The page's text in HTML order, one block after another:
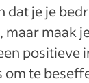
dat je je
maak
positieve
om te